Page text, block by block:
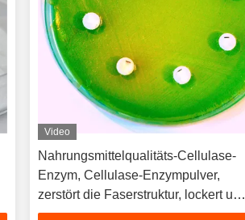
Video
Nahrungsmittelqualitäts-Cellulase-
Enzym, Cellulase-Enzympulver,
zerstört die Faserstruktur, lockert und
erweicht Fasern, verwendet für